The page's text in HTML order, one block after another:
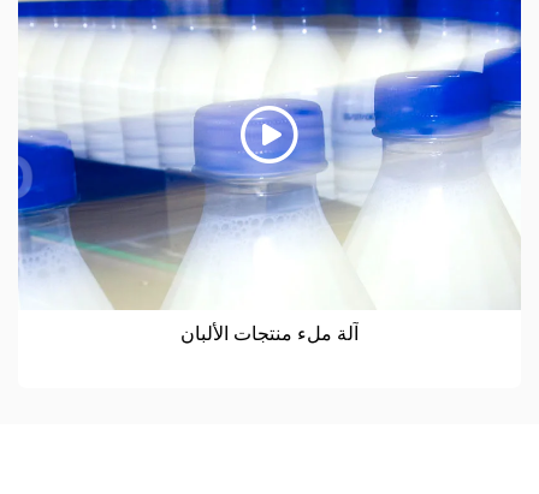
آلة ملء منتجات الألبان